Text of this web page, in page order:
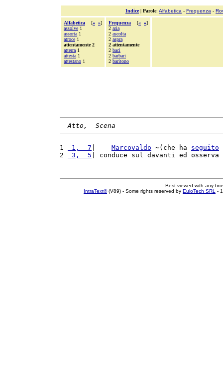
Indice| Parole: Alfabetica - Frequenza -
Alfabetica [« »]
assolve 1
assorta 1
atroce 1
attentamente 2
atterra 1
attesta 1
attestano 1
Frequenza [« »]
2 aria
2 ascolta
2 aspra
2 attentamente
2 baci
2 barbari
2 baritono
Atto,  Scena
1 1,  7 Marcovaldo ~(che ha seguito
2
3,  5 | conduce sul davanti ed osserva
Best viewed with any
IntraText®(V89) - Some rights reserved by EuloTech SRL -